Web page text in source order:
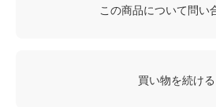
この商品について問い
買い物を続ける